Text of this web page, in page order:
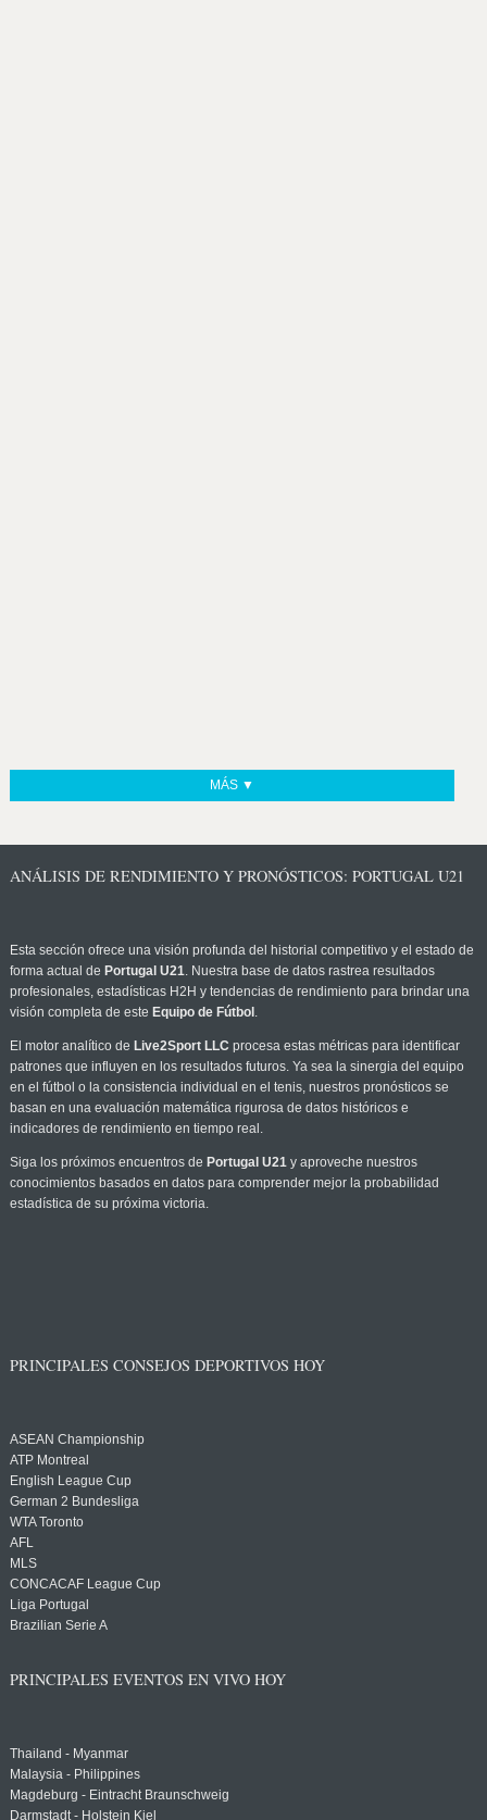
MÁS ▼
ANÁLISIS DE RENDIMIENTO Y PRONÓSTICOS: PORTUGAL U21
Esta sección ofrece una visión profunda del historial competitivo y el estado de
forma actual de Portugal U21. Nuestra base de datos rastrea resultados
profesionales, estadísticas H2H y tendencias de rendimiento para brindar una
visión completa de este Equipo de Fútbol .
El motor analítico de Live2Sport LLC procesa estas métricas para identificar
patrones que influyen en los resultados futuros. Ya sea la sinergia del equipo
en el fútbol o la consistencia individual en el tenis, nuestros pronósticos se
basan en una evaluación matemática rigurosa de datos históricos e
indicadores de rendimiento en tiempo real.
Siga los próximos encuentros de Portugal U21y aproveche nuestros
conocimientos basados en datos para comprender mejor la probabilidad
estadística de su próxima victoria.
PRINCIPALES CONSEJOS DEPORTIVOS HOY
ASEAN Championship
ATP Montreal
English League Cup
German 2 Bundesliga
WTA Toronto
AFL
MLS
CONCACAF League Cup
Liga Portugal
Brazilian Serie A
PRINCIPALES EVENTOS EN VIVO HOY
Thailand - Myanmar
Malaysia - Philippines
Magdeburg - Eintracht Braunschweig
Darmstadt - Holstein Kiel